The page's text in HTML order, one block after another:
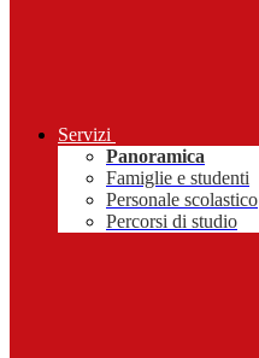
Servizi
Panoramica
Famiglie e studenti
Personale scolastico
Percorsi di studio